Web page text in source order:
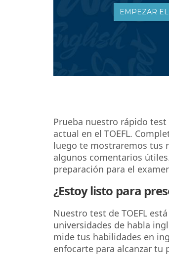
Prueba nuestro rápido test
actual en el TOEFL.
luego te mostraremos tus
algunos comentarios
preparación para el
¿Estoy listo para
Nuestro test de TOEFL
universidades de habla
mide tus habilidades en
enfocarte para alcanzar tu